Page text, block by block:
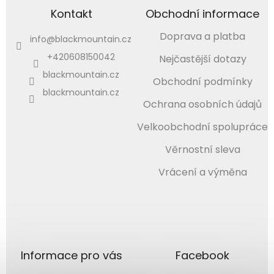
Kontakt
info@blackmountain.cz
+420608150042
blackmountain.cz
blackmountain.cz
Obchodní informace
Doprava a platba
Nejčastější dotazy
Obchodní podmínky
Ochrana osobních údajů
Velkoobchodní spolupráce
Věrnostní sleva
Vrácení a výměna
Informace pro vás Facebook